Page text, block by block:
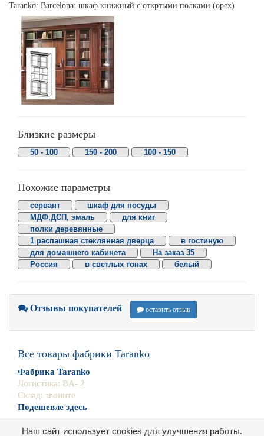
Taranko: Barcelona: шкаф книжный с откртыми полками (орех)
Близкие размеры
50 - 100 150 - 200 100 - 150
Похожие параметры
сервант
шкаф для посуды
МДФ,ДСП, эмаль
для книг
полки деревянные
1 распашная стеклянная дверца
в гостиную
для домашнего кабинета
На заказ 35
Россия
в светлых тонах белый
Отзывы покупателей оставить отзыв
Все товары фабрики Taranko
Фабрика Taranko
Логистика: BA- 2
Склад: звоните
Подешевле здесь
Наш сайт использует cookies для улучшения работы.